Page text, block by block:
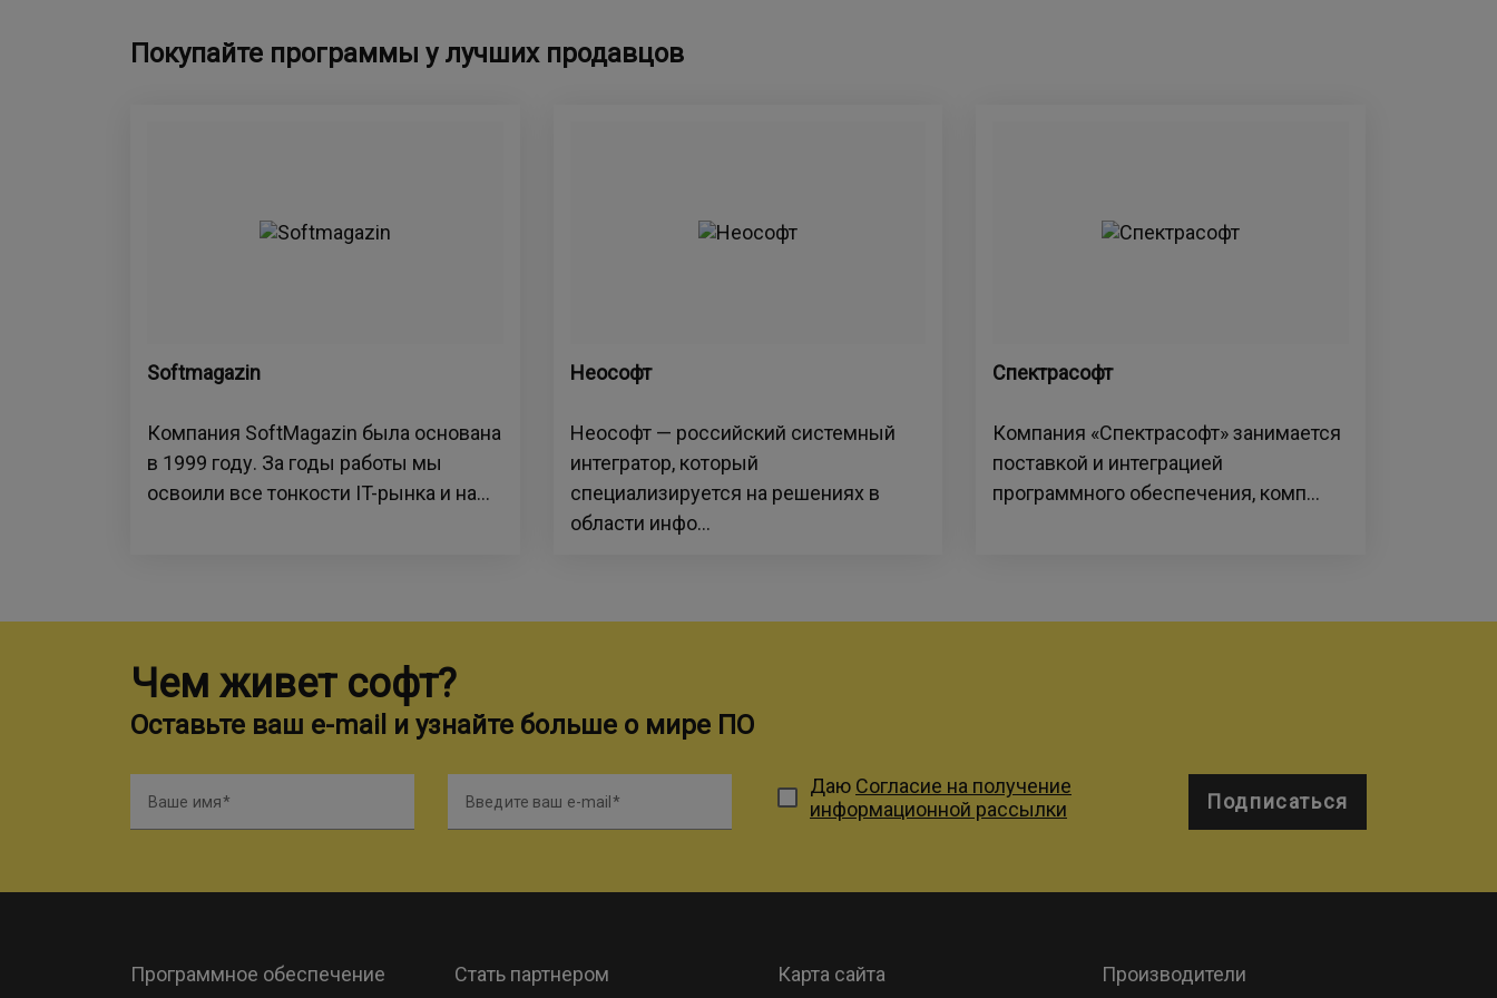
Покупайте программы у лучших продавцов
Softmagazin
Компания SoftMagazin была основана
в 1999 году. За годы работы мы
освоили все тонкости IT-рынка и на...
Неософт
Неософт — российский системный
интегратор, который
специализируется на решениях в
области инфо...
Спектрасофт
Компания «Спектрасофт» занимается
поставкой и интеграцией
программного обеспечения, комп...
Чем живет софт?
Оставьте ваш e-mail и узнайте больше о мире ПО
Ваше имя Введите ваш e-mail
Даю Согласие на получение
информационной рассылки
Подписаться
Программное обеспечение Стать партнером Карта сайта Производители